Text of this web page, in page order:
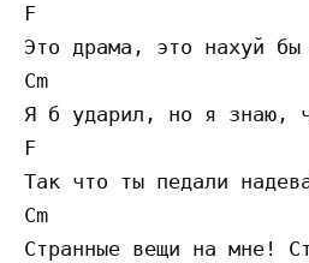
F
Это драма, это нахуй
Cm
Я б ударил, но я знаю,
F
Так что ты педали
Cm
Странные вещи на мне!